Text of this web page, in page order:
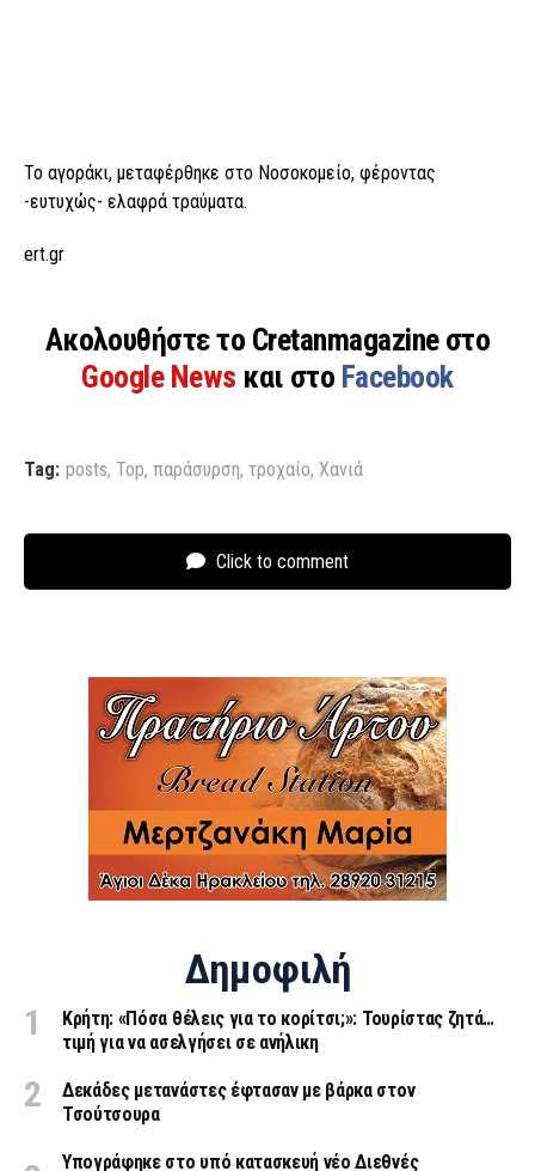
Το αγοράκι, μεταφέρθηκε στο Νοσοκομείο, φέροντας
-ευτυχώς- ελαφρά τραύματα.
ert.gr
Ακολουθήστε το Cretanmagazine στο
Google News και στο Facebook
Tag: posts, Top, παράσυρση, τροχαίο, Χανιά
Click to comment
Δημοφιλή
Κρήτη: «Πόσα θέλεις για το κορίτσι;»: Τουρίστας ζητά…
τιμή για να ασελγήσει σε ανήλικη
Δεκάδες μετανάστες έφτασαν με βάρκα στον
Τσούτσουρα
Υπογράφηκε στο υπό κατασκευή νέο Διεθνές